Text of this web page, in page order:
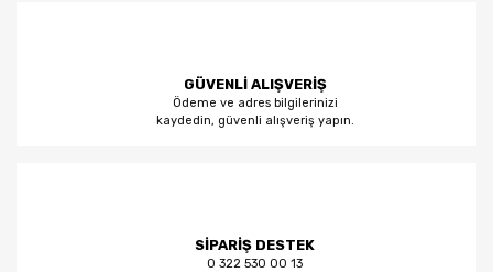
GÜVENLİ ALIŞVERİŞ
Ödeme ve adres bilgilerinizi
kaydedin, güvenli alışveriş yapın.
SİPARİŞ DESTEK
0 322 530 00 13